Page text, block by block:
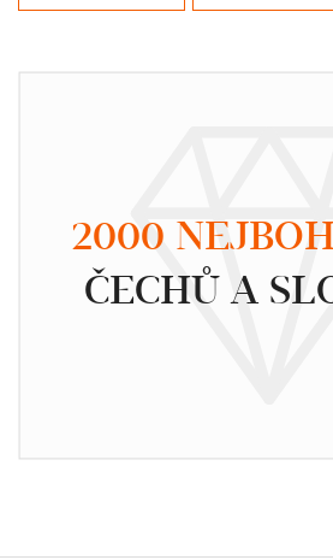
2000
ČECHŮ A